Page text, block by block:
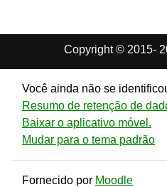
Copyright © 2015-
Você ainda não se
Resumo de retenção de
Baixar o aplicativo móvel.
Mudar para o tema padrão
Fornecido por Moodle